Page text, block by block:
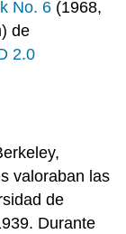
No. 6(1968,
de
2.0
valoraban las
de
Durante